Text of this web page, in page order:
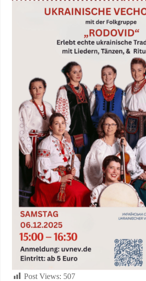
Post Views: 507